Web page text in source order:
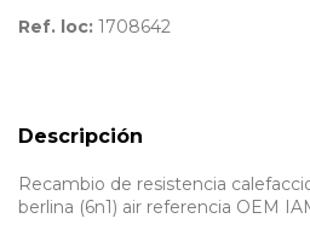
Ref. loc: 1708642
Descripción
Recambio de resistencia
berlina (6n1) air referencia OEM